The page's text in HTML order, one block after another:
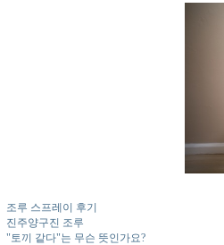
조루 스프레이 후기
진주양구진 조루
"토끼 같다"는 무슨 뜻인가요?